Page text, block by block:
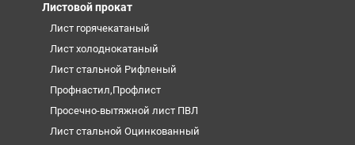
Листовой прокат
Лист горячекатаный
Лист холоднокатаный
Лист стальной Рифленый
Профнастил,Профлист
Просечно-вытяжной лист ПВЛ
Лист стальной Оцинкованный